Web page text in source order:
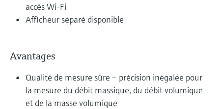
accès Wi-Fi
Afficheur séparé disponible
Avantages
Qualité de mesure sûre – précision inégalée pour
la mesure du débit massique, du débit volumique
et de la masse volumique